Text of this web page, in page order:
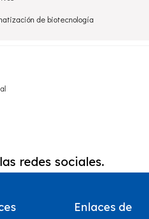
de biotecnología
redes sociales.
Enlaces de